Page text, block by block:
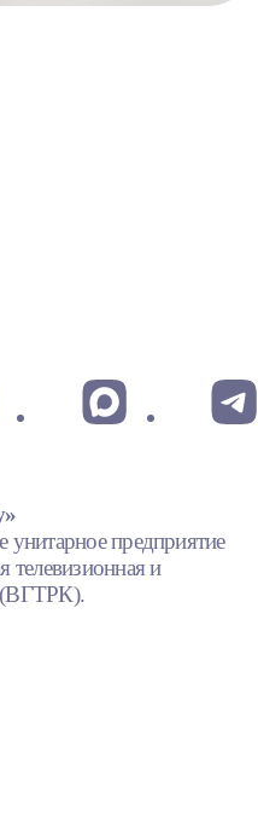
унитарное предприятие
телевизионная и
(ВГТРК).